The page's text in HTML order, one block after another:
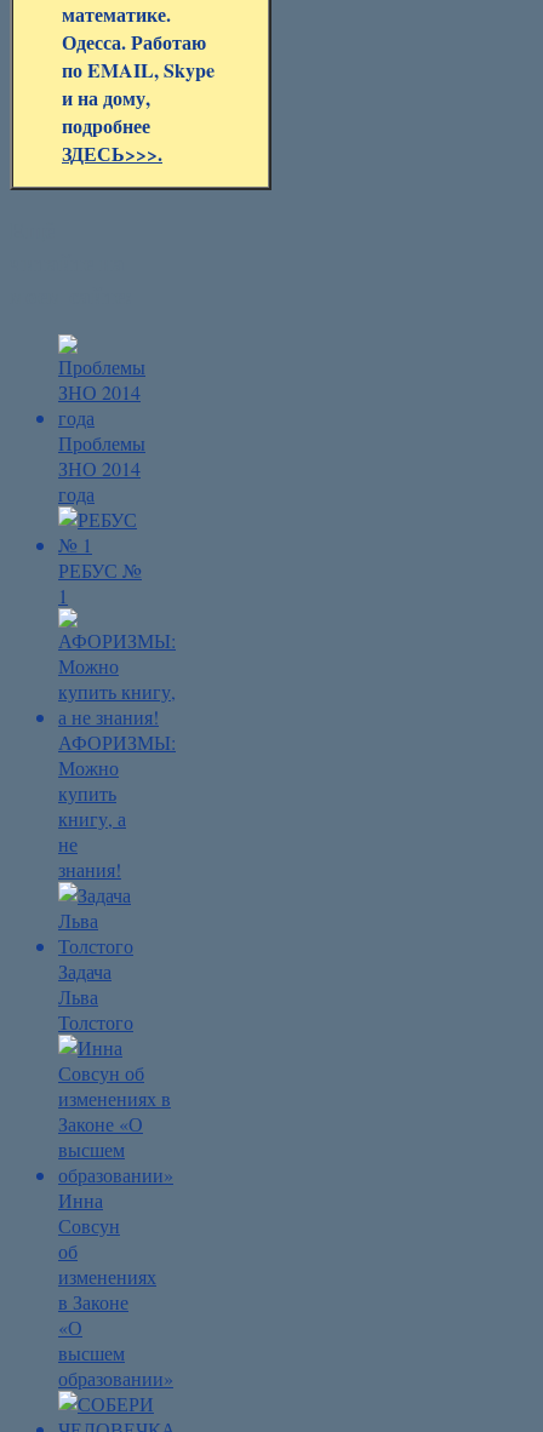
математике.
Одесса. Работаю
по EMAIL, Skype
и на дому,
подробнее
ЗДЕСЬ>>>.
Проблемы
ЗНО 2014
года
РЕБУС №
1
АФОРИЗМЫ:
Можно
купить
книгу, а
не
знания!
Задача
Льва
Толстого
Инна
Совсун
об
изменениях
в Законе
«О
высшем
образовании»